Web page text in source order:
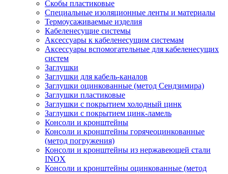
Скобы пластиковые
Специальные изоляционные ленты и материалы
Термоусаживаемые изделия
Кабеленесущие системы
Аксессуары к кабеленесущим системам
Аксессуары вспомогательные для кабеленесущих
систем
Заглушки
Заглушки для кабель-каналов
Заглушки оцинкованные (метод Сендзимира)
Заглушки пластиковые
Заглушки с покрытием холодный цинк
Заглушки с покрытием цинк-ламель
Консоли и кронштейны
Консоли и кронштейны горячеоцинкованные
(метод погружения)
Консоли и кронштейны из нержавеющей стали
INOX
Консоли и кронштейны оцинкованные (метод